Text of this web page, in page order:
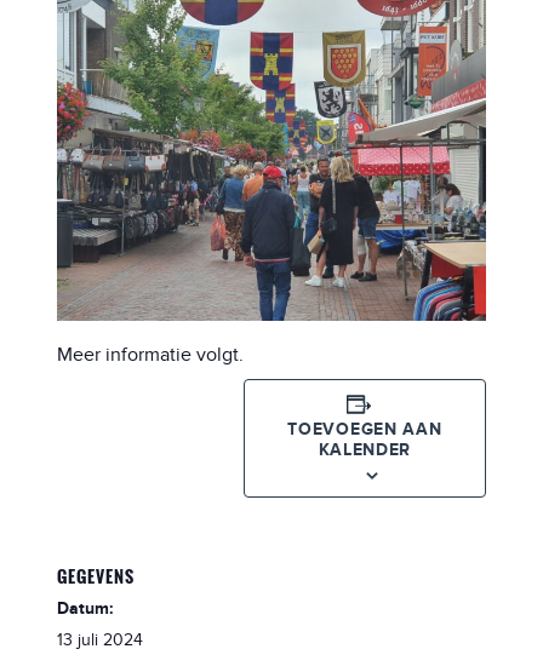
Meer informatie volgt.
TOEVOEGEN AAN
KALENDER
GEGEVENS
Datum:
13 juli 2024